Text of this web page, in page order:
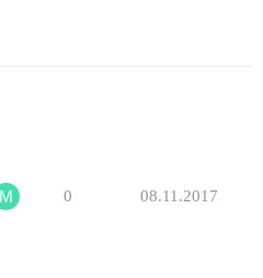
0 08.11.2017